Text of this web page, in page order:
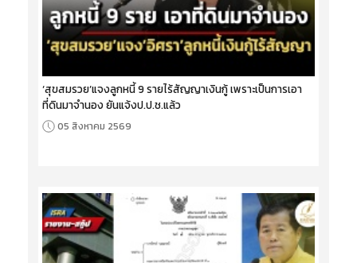
‘สุขสมรวย’แจงลูกหนี้ 9 รายไร้สัญญาเงินกู้ เพราะเป็นการเอา
ที่ดินมาจำนอง ยันแจ้งป.ป.ช.แล้ว
05 สิงหาคม 2569